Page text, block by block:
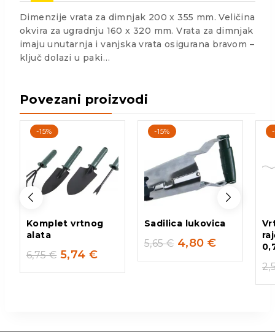
Dimenzije vrata za dimnjak 200 x 355 mm. Veličina
okvira za ugradnju 160 x 320 mm. Vrata za dimnjak
imaju unutarnja i vanjska vrata osigurana bravom –
ključ dolazi u paki…
Povezani proizvodi
-15%
Komplet vrtnog
alata
6,75€ 5,74 €
-15%
Sadilica lukovica
5,65€ 4,80 €